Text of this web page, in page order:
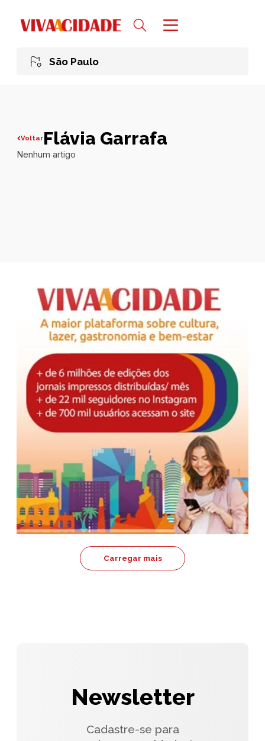
São Paulo
VoltarFlávia Garrafa
Nenhum artigo
Carregar mais
Newsletter
Cadastre-se para